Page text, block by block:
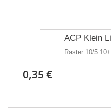
ACP Klein
Raster 10/5
0,35 €